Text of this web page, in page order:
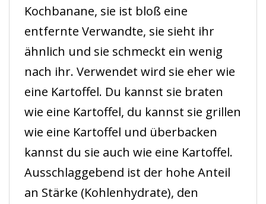
Kochbanane, sie ist bloß eine
entfernte Verwandte, sie sieht ihr
ähnlich und sie schmeckt ein wenig
nach ihr. Verwendet wird sie eher wie
eine Kartoffel. Du kannst sie braten
wie eine Kartoffel, du kannst sie grillen
wie eine Kartoffel und überbacken
kannst du sie auch wie eine Kartoffel.
Ausschlaggebend ist der hohe Anteil
an Stärke (Kohlenhydrate), den